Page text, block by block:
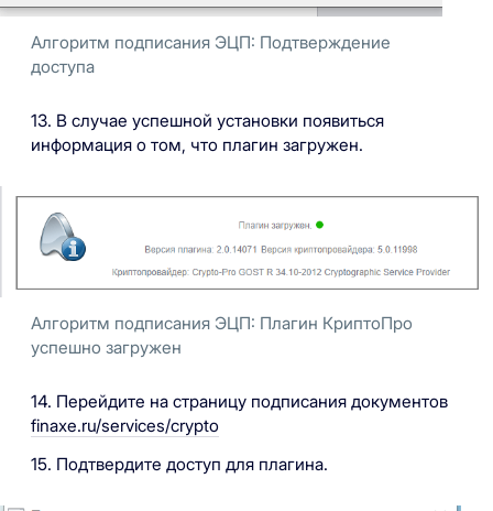
Алгоритм подписания ЭЦП: Подтверждение
доступа
13. В случае успешной установки появиться
информация о том, что плагин загружен.
Алгоритм подписания ЭЦП: Плагин КриптоПро
успешно загружен
14. Перейдите на страницу подписания документов
finaxe.ru/services/crypto
15. Подтвердите доступ для плагина.